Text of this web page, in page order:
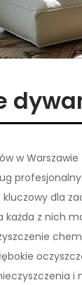
w
dla
każda z nich